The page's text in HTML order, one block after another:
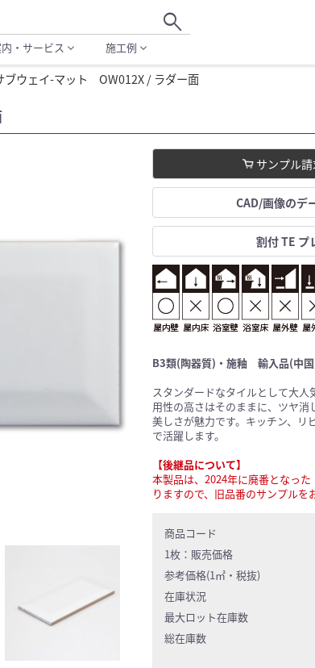
search
・サービス expand_more 施工例 expand_more
ブウェイ-マット OW012X / ラダー面
サンプル請
CAD/画像のデ
割付 TE プ
B3類(陶器質)・施釉 輸入品(中
スタンダードなタイルとして大
用性の高さはそのままに、ツヤ
美しさが魅力です。キッチン、リ
で活躍します。
【後継品について】
本製品は、2024年に廃番となっ
りますので、旧品番のサンプルを
商品コード
1枚： 販売価格
参考価格(1㎡・税抜)
在庫状況
最大ロット在庫数
総在庫数